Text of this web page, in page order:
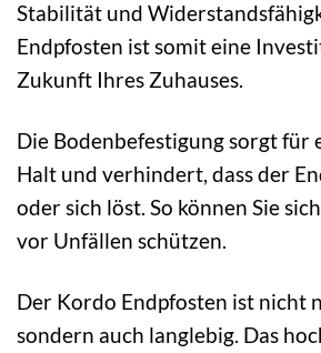
Stabilität und
Endpfosten ist somit eine
Zukunft Ihres Zuhauses.
Die Bodenbefestigung sorgt für
Halt und verhindert, dass der
oder sich löst. So können Sie
vor Unfällen schützen.
Der Kordo Endpfosten ist nicht
sondern auch langlebig. Das